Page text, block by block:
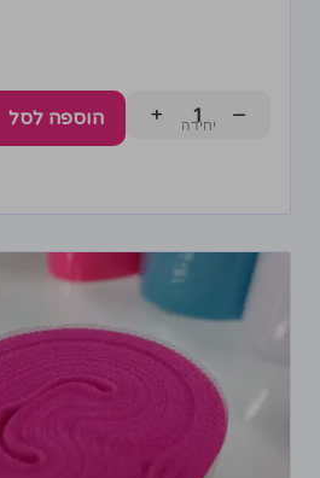
−
+ הוספה לסל